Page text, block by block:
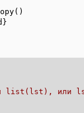
list(lst), или